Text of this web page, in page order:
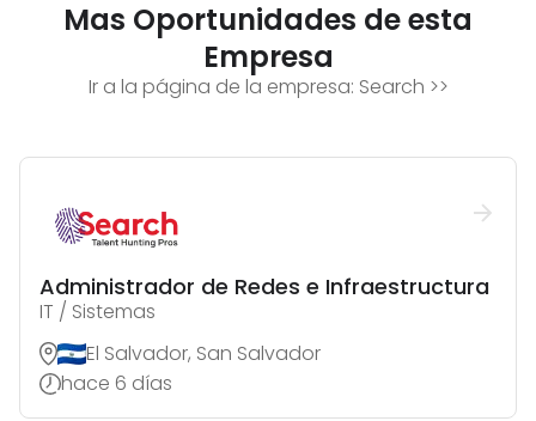
Mas Oportunidades de esta
Empresa
Ir a la página de la empresa: Search >>
Administrador de Redes e Infraestructura
IT / Sistemas
El Salvador, San Salvador
hace 6 días